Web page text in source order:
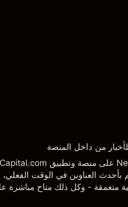
بأحدث العناوين في الوقت الفعلي،
متعمقة - وكل ذلك متاح مباشرة